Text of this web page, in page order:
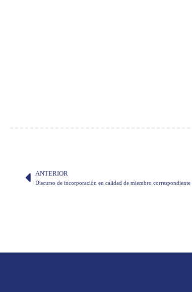
ANTERIOR
Discurso de incorporación en calidad de miembro